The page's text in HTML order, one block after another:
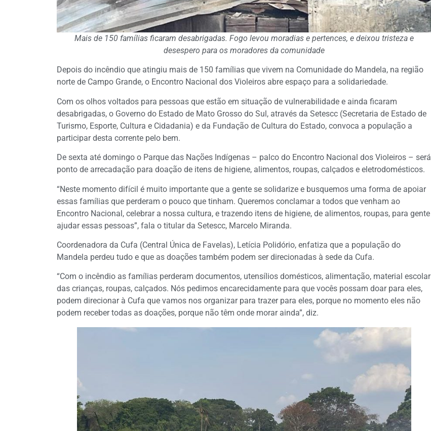
Mais de 150 famílias ficaram desabrigadas. Fogo levou moradias e pertences, e deixou tristeza e
desespero para os moradores da comunidade
Depois do incêndio que atingiu mais de 150 famílias que vivem na Comunidade do Mandela, na região
norte de Campo Grande, o Encontro Nacional dos Violeiros abre espaço para a solidariedade.
Com os olhos voltados para pessoas que estão em situação de vulnerabilidade e ainda ficaram
desabrigadas, o Governo do Estado de Mato Grosso do Sul, através da Setescc (Secretaria de Estado de
Turismo, Esporte, Cultura e Cidadania) e da Fundação de Cultura do Estado, convoca a população a
participar desta corrente pelo bem.
De sexta até domingo o Parque das Nações Indígenas – palco do Encontro Nacional dos Violeiros – será
ponto de arrecadação para doação de itens de higiene, alimentos, roupas, calçados e eletrodomésticos.
“Neste momento difícil é muito importante que a gente se solidarize e busquemos uma forma de apoiar
essas famílias que perderam o pouco que tinham. Queremos conclamar a todos que venham ao
Encontro Nacional, celebrar a nossa cultura, e trazendo itens de higiene, de alimentos, roupas, para gente
ajudar essas pessoas”, fala o titular da Setescc, Marcelo Miranda.
Coordenadora da Cufa (Central Única de Favelas), Letícia Polidório, enfatiza que a população do
Mandela perdeu tudo e que as doações também podem ser direcionadas à sede da Cufa.
“Com o incêndio as famílias perderam documentos, utensílios domésticos, alimentação, material escolar
das crianças, roupas, calçados. Nós pedimos encarecidamente para que vocês possam doar para eles,
podem direcionar à Cufa que vamos nos organizar para trazer para eles, porque no momento eles não
podem receber todas as doações, porque não têm onde morar ainda”, diz.